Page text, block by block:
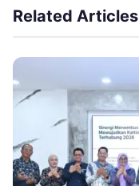
Related Articles